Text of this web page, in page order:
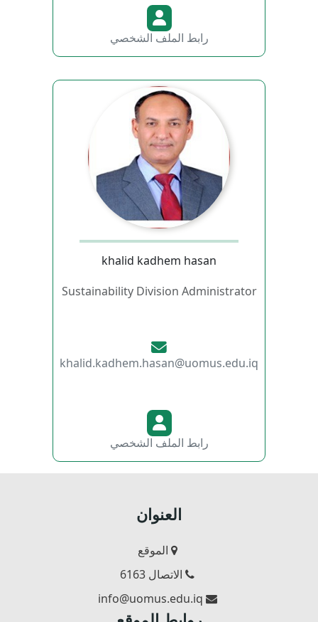
رابط الملف الشخصي
khalid kadhem hasan
Sustainability Division Administrator
khalid.kadhem.hasan@uomus.edu.iq
رابط الملف الشخصي
العنوان
الموقع
الاتصال 6163
info@uomus.edu.iq